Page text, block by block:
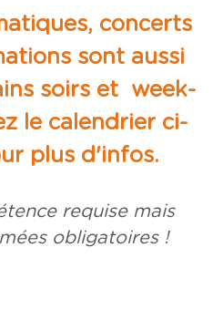
concerts
sont aussi
soirs et  week-
le calendrier ci-
plus d'infos.
requise mais
obligatoires !